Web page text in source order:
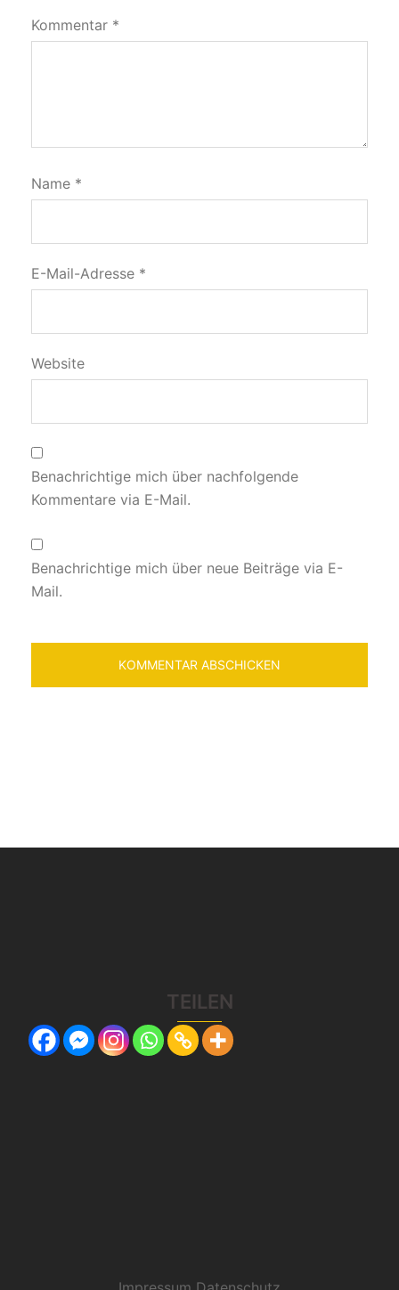
Kommentar *
Name *
E-Mail-Adresse *
Website
Benachrichtige mich über nachfolgende
Kommentare via E-Mail.
Benachrichtige mich über neue Beiträge via E-
Mail.
TEILEN